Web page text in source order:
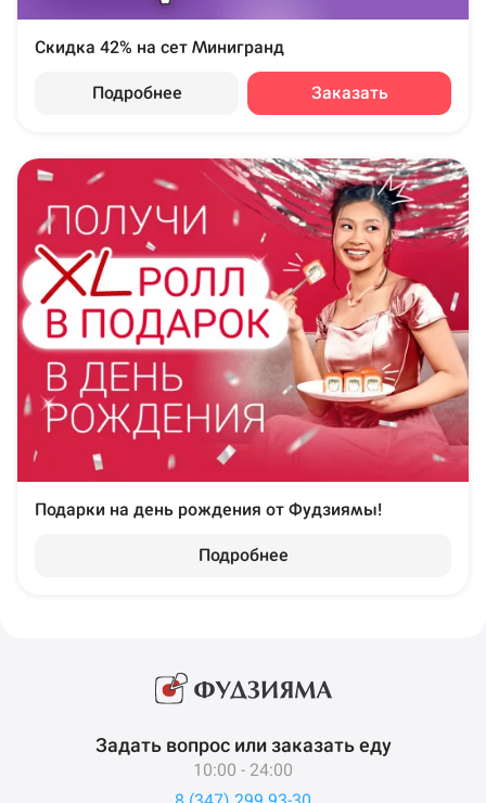
Скидка 42% на сет Минигранд
Подробнее Заказать
Подарки на день рождения от Фудзиямы!
Подробнее
Задать вопрос или заказать еду
10:00 - 24:00